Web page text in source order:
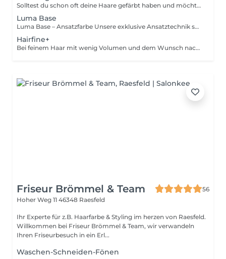
Solltest du schon oft deine Haare gefärbt haben und möchtest ihnen einfach mal was gutes tun ohne auf Farbe zu verzichten, sind die Luma Lights die perfekte, aber schonende Farbvariante! Speziell entwickelt für strapaziertes, trockenes oder glanzloses Haar: Mit unserer exklusiven Luma Lights Technik setzen wir gezielte, sanfte Strähnen, die dein Haar optisch aufhellen, ohne es zu schädigen. Die schonende Farbtechnik sorgt für natürliche Leuchtkraft, weiche Übergänge und gesunden Glanz – ganz ohne harte Ansätze. Inklusive Glossing, Pflege, Waschen & Föhnen – für strahlend schönes, gesund wirkendes Haar, das sich genauso gut anfühlt, wie es aussieht.
Luma Base
Luma Base – Ansatzfarbe Unsere exklusive Ansatztechnik sorgt für weiche, natürliche Übergänge ohne harte Kanten. Schonend zum Haar und perfekt auf deinen Naturton abgestimmt – für ein gesundes, glänzendes Farbergebnis. Inklusive Pflege, Waschen & Föhnen – damit dein Haar immer strahlend und gepflegt aussieht.
Hairfine+
Bei feinem Haar mit wenig Volumen und dem Wunsch nach mehr Fülle ist die Dienstleistung perfekt für dich. Du bekommst eine Beratung & Analyse von Haarstruktur und Stylingverhalten. Im nächsten Schritt schauen wir nach den richtigen Tape Extensions für dich, die wir schonend einsetzen. Im Anschluss bekommst du eine Tape-Pflege mit Proteinen und Leave-In. Mit einem Schnitt wird im Nachgang alles perfektioniert und gestylt. Inklusive ist außerdem ein Goodie-Set für Zuhause im Wert von 81 Euro, die deine Haarverlängerung perfekt pflegen!
Friseur Brömmel & Team
56
Hoher Weg 11 46348 Raesfeld
Ihr Experte für z.B. Haarfarbe & Styling im herzen von Raesfeld.
Willkommen bei Friseur Brömmel & Team, wir verwandeln
Ihren Friseurbesuch in ein Erl...
Waschen-Schneiden-Fönen